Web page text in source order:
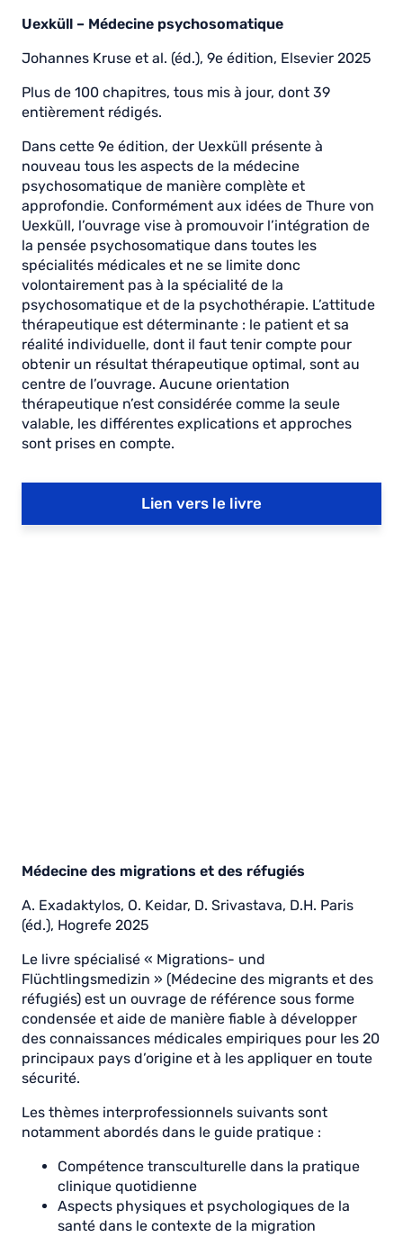
Uexküll – Médecine psychosomatique
Johannes Kruse et al. (éd.), 9e édition, Elsevier 2025
Plus de 100 chapitres, tous mis à jour, dont 39
entièrement rédigés.
Dans cette 9e édition, der Uexküll présente à
nouveau tous les aspects de la médecine
psychosomatique de manière complète et
approfondie. Conformément aux idées de Thure von
Uexküll, l’ouvrage vise à promouvoir l’intégration de
la pensée psychosomatique dans toutes les
spécialités médicales et ne se limite donc
volontairement pas à la spécialité de la
psychosomatique et de la psychothérapie. L’attitude
thérapeutique est déterminante : le patient et sa
réalité individuelle, dont il faut tenir compte pour
obtenir un résultat thérapeutique optimal, sont au
centre de l’ouvrage. Aucune orientation
thérapeutique n’est considérée comme la seule
valable, les différentes explications et approches
sont prises en compte.
Lien vers le livre
Médecine des migrations et des réfugiés
A. Exadaktylos, O. Keidar, D. Srivastava, D.H. Paris
(éd.), Hogrefe 2025
Le livre spécialisé « Migrations- und
Flüchtlingsmedizin » (Médecine des migrants et des
réfugiés) est un ouvrage de référence sous forme
condensée et aide de manière fiable à développer
des connaissances médicales empiriques pour les 20
principaux pays d’origine et à les appliquer en toute
sécurité.
Les thèmes interprofessionnels suivants sont
notamment abordés dans le guide pratique :
Compétence transculturelle dans la pratique
clinique quotidienne
Aspects physiques et psychologiques de la
santé dans le contexte de la migration